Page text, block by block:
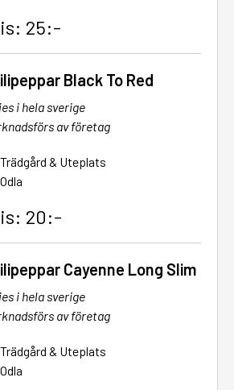
25:-
Black To Red
i hela sverige
av företag
Trädgård & Uteplats
Odla
20:-
Cayenne Long Slim
i hela sverige
av företag
Trädgård & Uteplats
Odla